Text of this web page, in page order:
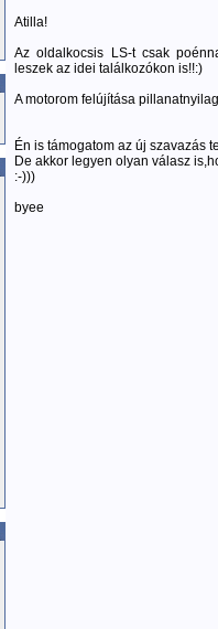
Atilla!
Az oldalkocsis LS-t csak
leszek az idei találkozókon is!!:)
A motorom felújítása
Én is támogatom az új szavazás
De akkor legyen olyan válasz
:-)))
byee